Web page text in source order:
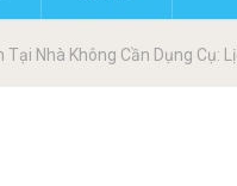
Tại Nhà Không Cần Dụng Cụ: